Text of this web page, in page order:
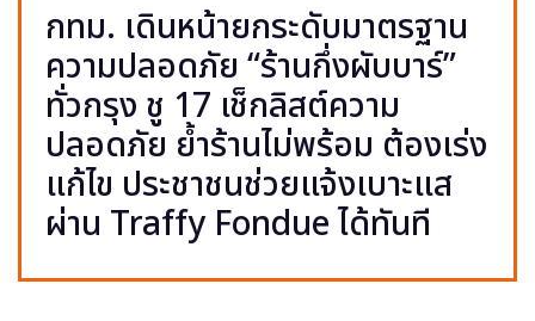
กทม. เดินหน้ายกระดับมาตรฐาน
ความปลอดภัย “ร้านกึ่งผับบาร์”
ทั่วกรุง ชู 17 เช็กลิสต์ความ
ปลอดภัย ย้ำร้านไม่พร้อม ต้องเร่ง
แก้ไข ประชาชนช่วยแจ้งเบาะแส
ผ่าน Traffy Fondue ได้ทันที